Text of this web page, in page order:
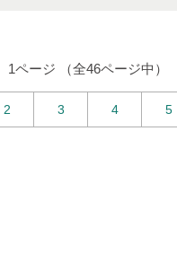
1ページ （全46ページ中）
2 3 4 5